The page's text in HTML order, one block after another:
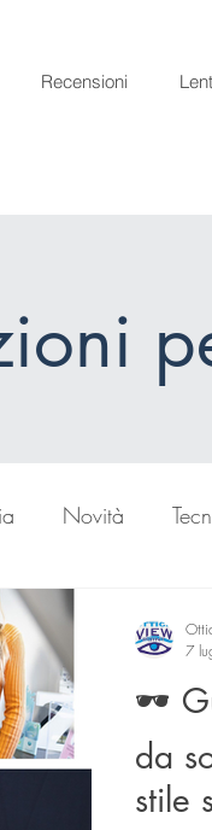
Recensioni
Novità
🕶️
da
stile
7